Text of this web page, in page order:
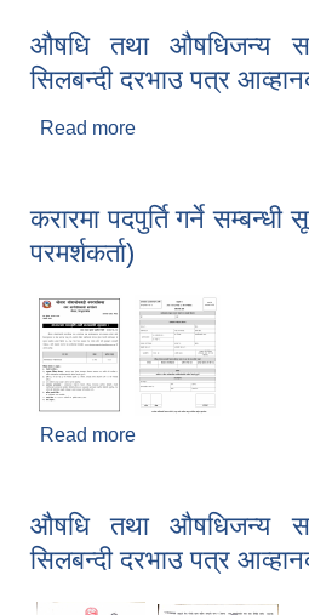
औषधि तथा औषधिजन्य
सिलबन्दी दरभाउ पत्र
Read more
करारमा पदपुर्ति गर्ने
परमर्शकर्ता)
Read more
औषधि तथा औषधिजन्य
सिलबन्दी दरभाउ पत्र